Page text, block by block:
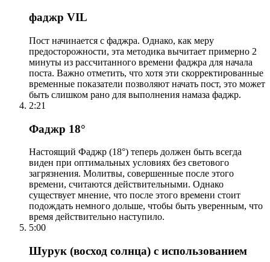
фаджр VIL
Пост начинается с фаджра. Однако, как меру
предосторожности, эта методика вычитает примерно 2
минуты из рассчитанного времени фаджра для начала
поста. Важно отметить, что хотя эти скорректированные
временные показатели позволяют начать пост, это может
быть слишком рано для выполнения намаза фаджр.
2:21
Фаджр 18°
Настоящий Фаджр (18°) теперь должен быть всегда
виден при оптимальных условиях без светового
загрязнения. Молитвы, совершенные после этого
времени, считаются действительными. Однако
существует мнение, что после этого времени стоит
подождать немного дольше, чтобы быть уверенным, что
время действительно наступило.
5:00
Шурук (восход солнца) с использованием